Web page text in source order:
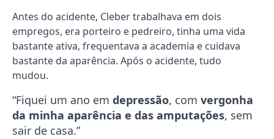
Antes do acidente, Cleber trabalhava em dois
empregos, era porteiro e pedreiro, tinha uma vida
bastante ativa, frequentava a academia e cuidava
bastante da aparência. Após o acidente, tudo
mudou.
“Fiquei um ano em depressão, com vergonha
da minha aparência e das amputações, sem
sair de casa.”